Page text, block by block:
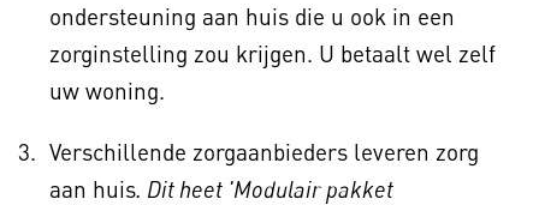
ondersteuning aan huis die u ook in een
zorginstelling zou krijgen. U betaalt wel zelf
uw woning.
Verschillende zorgaanbieders leveren zorg
aan huis. Dit heet 'Modulair pakket